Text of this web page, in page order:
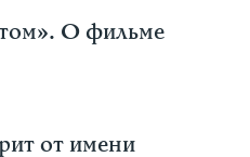
О фильме
от имени